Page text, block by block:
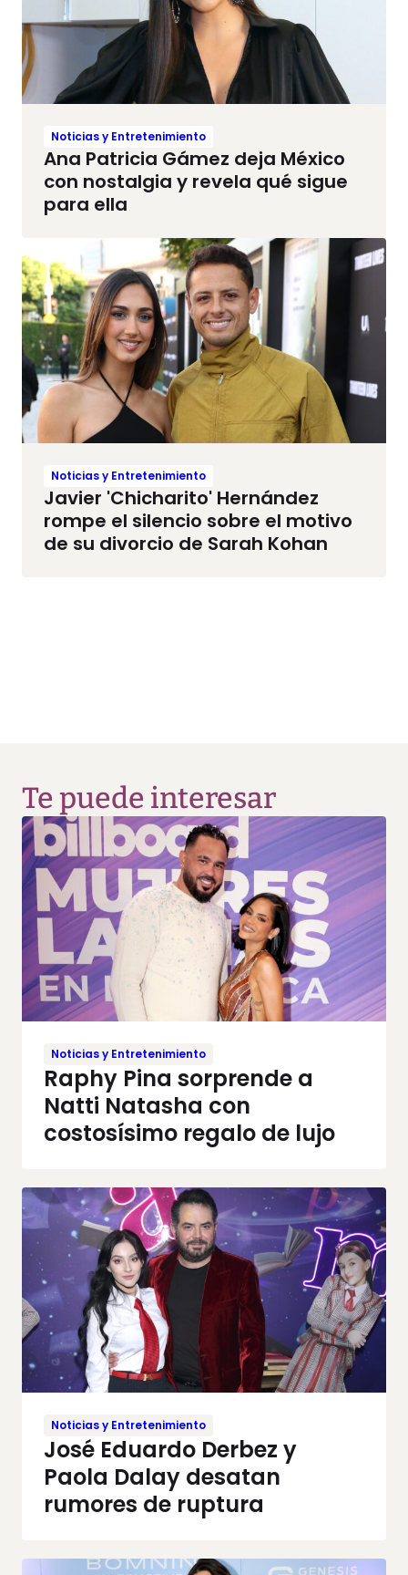
Noticias y Entretenimiento
Ana Patricia Gámez deja México
con nostalgia y revela qué sigue
para ella
Noticias y Entretenimiento
Javier 'Chicharito' Hernández
rompe el silencio sobre el motivo
de su divorcio de Sarah Kohan
Te puede interesar
Noticias y Entretenimiento
Raphy Pina sorprende a
Natti Natasha con
costosísimo regalo de lujo
Noticias y Entretenimiento
José Eduardo Derbez y
Paola Dalay desatan
rumores de ruptura